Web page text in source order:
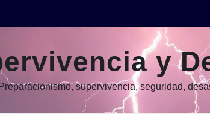
y
supervivencia, seguridad,